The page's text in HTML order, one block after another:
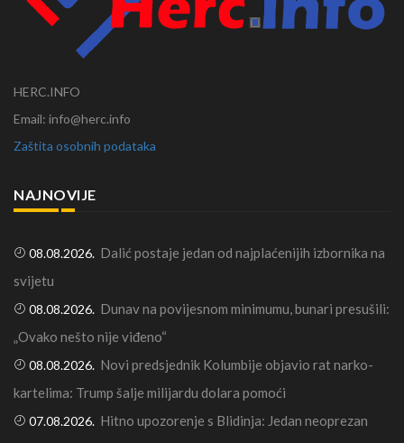
HERC.INFO
Email: info@herc.info
Zaštita osobnih podataka
NAJNOVIJE
08.08.2026. Dalić postaje jedan od najplaćenijih izbornika na
svijetu
08.08.2026. Dunav na povijesnom minimumu, bunari presušili:
„Ovako nešto nije viđeno“
08.08.2026. Novi predsjednik Kolumbije objavio rat narko-
kartelima: Trump šalje milijardu dolara pomoći
07.08.2026. Hitno upozorenje s Blidinja: Jedan neoprezan